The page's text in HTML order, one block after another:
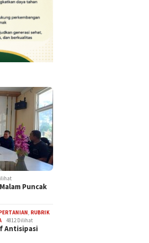
Puncak
RUBRIK
4812 Dilihat
Antisipasi